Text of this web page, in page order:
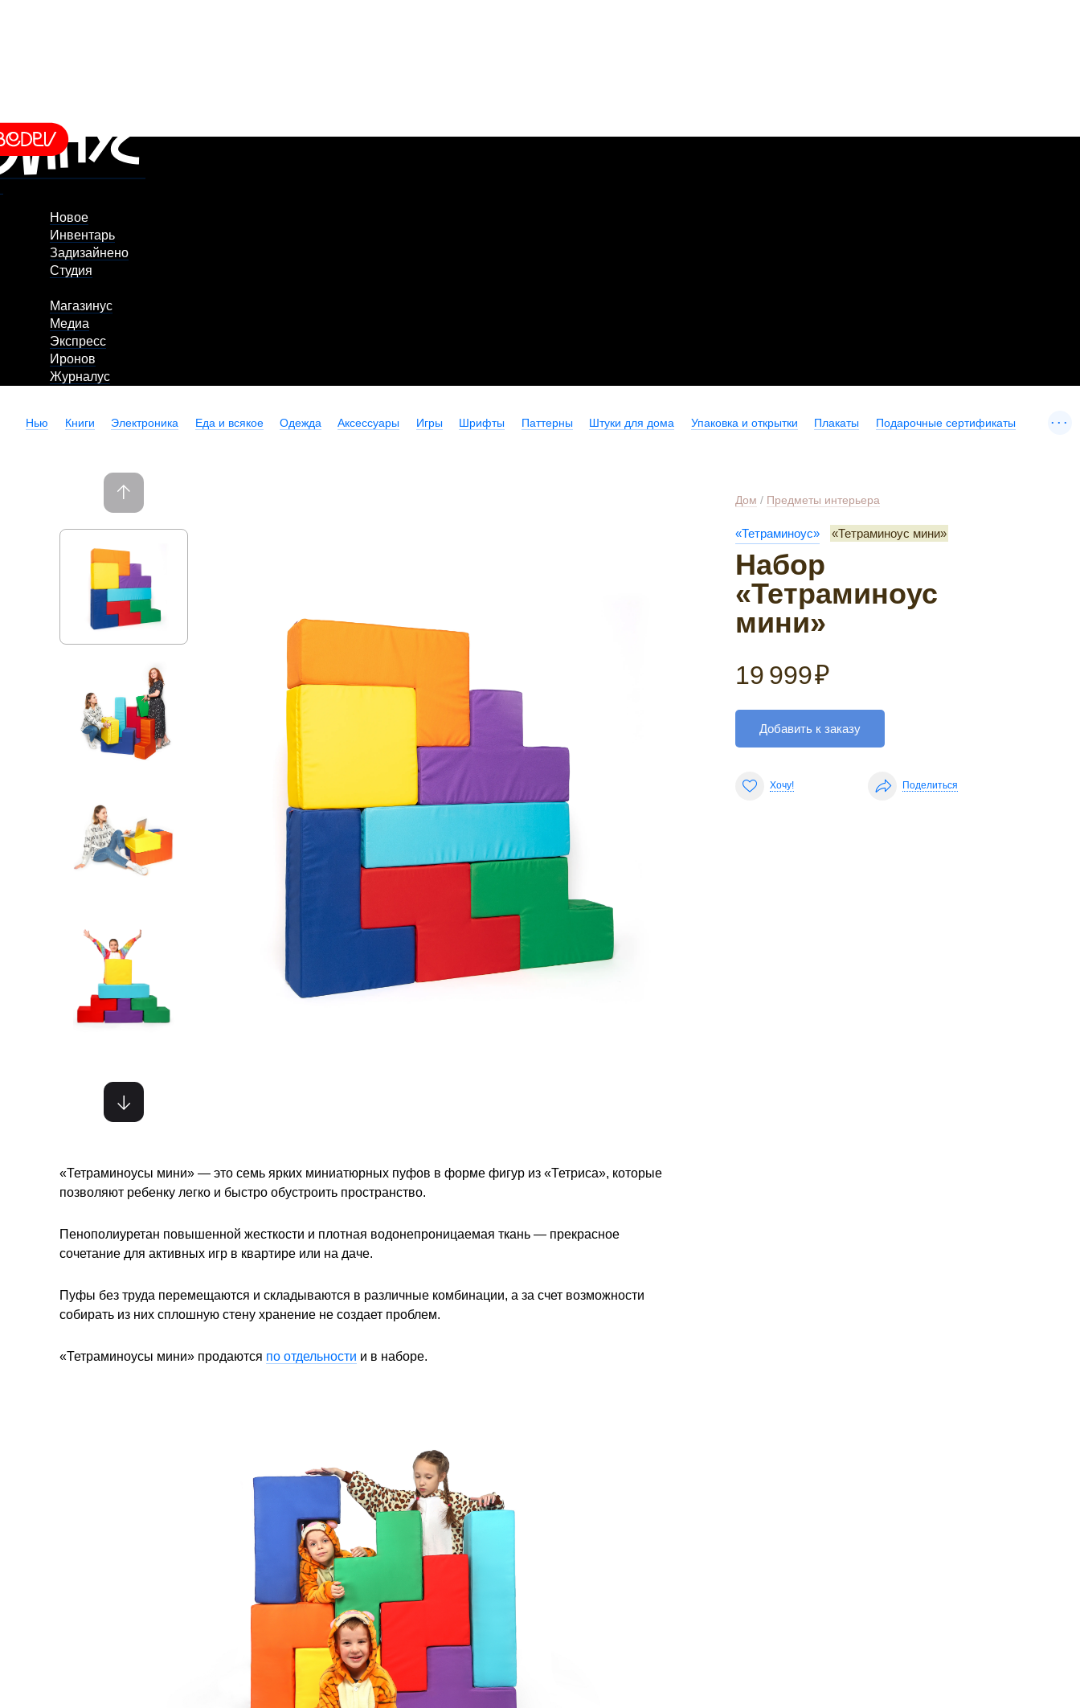
Новое
Инвентарь
Задизайнено
Студия
Магазинус
Медиа
Экспресс
Иронов
Журналус
Нью Книги Электроника Еда и всякое Одежда Аксессуары Игры Шрифты Паттерны Штуки для дома Упаковка и открытки Плакаты Подарочные сертификаты ...
Дом / Предметы интерьера
«Тетраминоус» «Тетраминоус мини»
Набор
«Тетраминоус
мини»
19 999₽
Добавить к заказу
Хочу! Поделиться
«Тетраминоусы мини» — это семь ярких миниатюрных пуфов в форме фигур из «Тетриса», которые
позволяют ребенку легко и быстро обустроить пространство.
Пенополиуретан повышенной жесткости и плотная водонепроницаемая ткань — прекрасное
сочетание для активных игр в квартире или на даче.
Пуфы без труда перемещаются и складываются в различные комбинации, а за счет возможности
собирать из них сплошную стену хранение не создает проблем.
«Тетраминоусы мини» продаются по отдельности и в наборе.